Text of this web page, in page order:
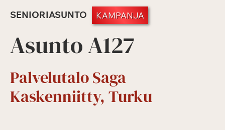
SENIORIASUNTO KAMPANJA
Asunto A127
Palvelutalo Saga
Kaskenniitty, Turku